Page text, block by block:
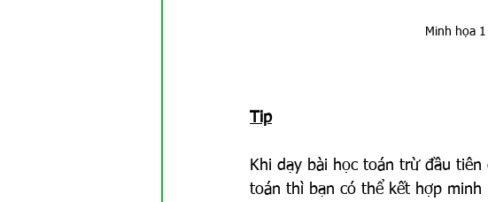
Minh họa
Tip
Khi dạy bài học toán trừ đầu
toán thì bạn có thể kết hợp minh